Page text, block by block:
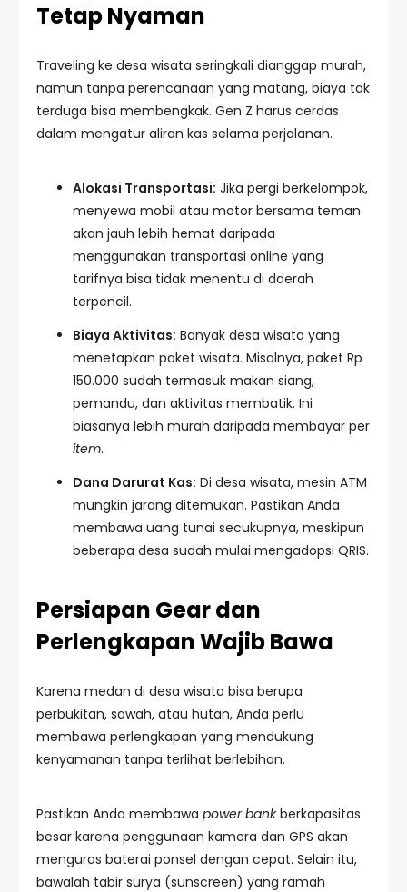
Tetap Nyaman
Traveling ke desa wisata seringkali dianggap murah,
namun tanpa perencanaan yang matang, biaya tak
terduga bisa membengkak. Gen Z harus cerdas
dalam mengatur aliran kas selama perjalanan.
Alokasi Transportasi: Jika pergi berkelompok,
menyewa mobil atau motor bersama teman
akan jauh lebih hemat daripada
menggunakan transportasi online yang
tarifnya bisa tidak menentu di daerah
terpencil.
Biaya Aktivitas: Banyak desa wisata yang
menetapkan paket wisata. Misalnya, paket Rp
150.000 sudah termasuk makan siang,
pemandu, dan aktivitas membatik. Ini
biasanya lebih murah daripada membayar per
item.
Dana Darurat Kas: Di desa wisata, mesin ATM
mungkin jarang ditemukan. Pastikan Anda
membawa uang tunai secukupnya, meskipun
beberapa desa sudah mulai mengadopsi QRIS.
Persiapan Gear dan
Perlengkapan Wajib Bawa
Karena medan di desa wisata bisa berupa
perbukitan, sawah, atau hutan, Anda perlu
membawa perlengkapan yang mendukung
kenyamanan tanpa terlihat berlebihan.
Pastikan Anda membawa power bankberkapasitas
besar karena penggunaan kamera dan GPS akan
menguras baterai ponsel dengan cepat. Selain itu,
bawalah tabir surya (sunscreen) yang ramah